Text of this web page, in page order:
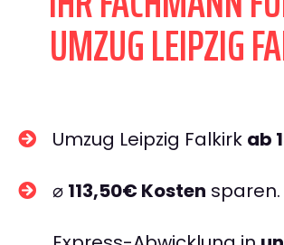
UMZUG LEIPZIG
Umzug Leipzig Falkirk ab
⌀ 113,50€ Kosten sparen.